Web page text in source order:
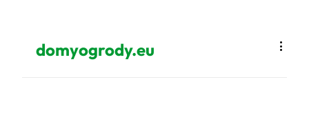
domyogrody.eu